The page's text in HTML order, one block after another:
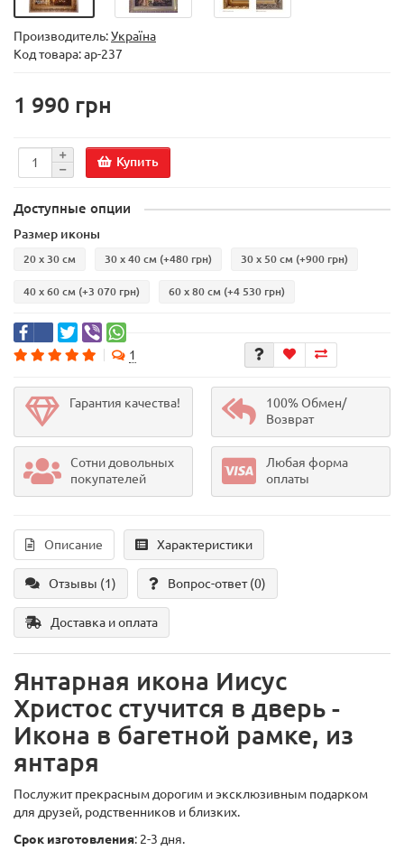
Производитель:Україна
Код товара:ар-237
1 990 грн
Купить
Доступные опции
Размер иконы
20 х 30 см 30 х 40 см (+480 грн) 30 х 50 см (+900 грн)
40 х 60 см (+3 070 грн) 60 х 80 см (+4 530 грн)
1
Гарантия качества!
100% Обмен/
Возврат
Сотни довольных
покупателей
Любая форма
оплаты
Описание Характеристики
Отзывы (1) Вопрос-ответ(0)
Доставка и оплата
Янтарная икона Иисус
Христос стучится в дверь -
Икона в багетной рамке, из
янтаря
Послужит прекрасным дорогим и эксклюзивным подарком
для друзей, родственников и близких.
Срок изготовления: 2-3 дня.